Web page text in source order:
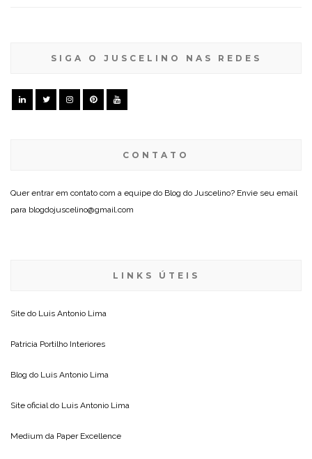
SIGA O JUSCELINO NAS REDES
CONTATO
Quer entrar em contato com a equipe do Blog do Juscelino? Envie seu email
para blogdojuscelino@gmail.com
LINKS ÚTEIS
Site do Luis Antonio Lima
Patricia Portilho Interiores
Blog do Luis Antonio Lima
Site oficial do Luis Antonio Lima
Medium da Paper Excellence